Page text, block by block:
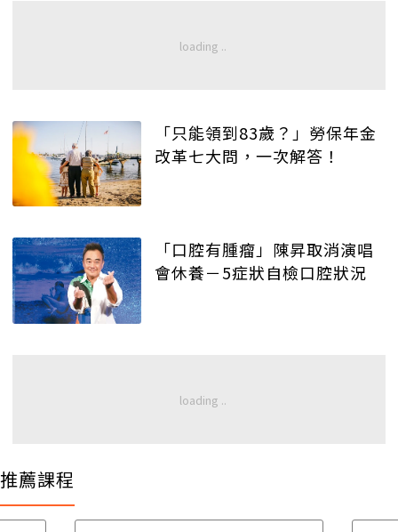
「只能領到83歲？」勞保年金
改革七大問，一次解答！
「口腔有腫瘤」陳昇取消演唱
會休養－5症狀自檢口腔狀況
推薦課程